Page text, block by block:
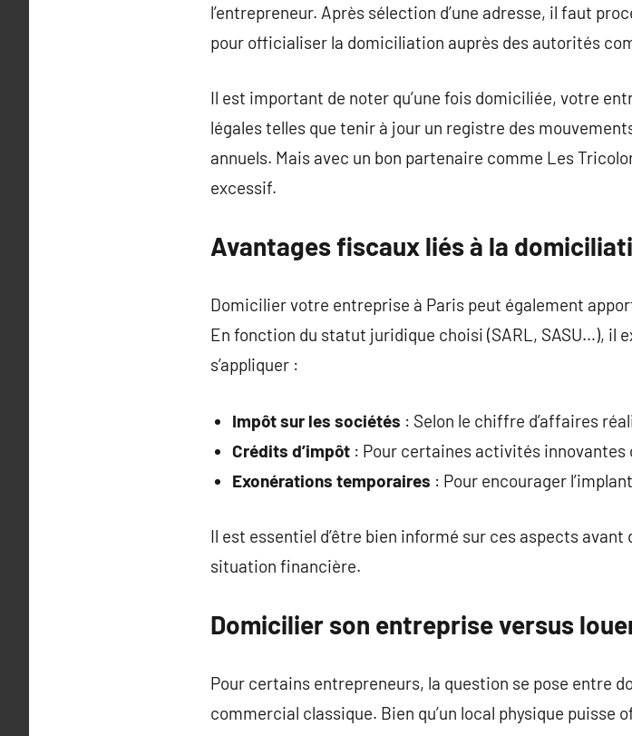
l’entrepreneur. Après sélection d’une adresse, il faut
pour officialiser la domiciliation auprès des autorités
Il est important de noter qu’une fois domiciliée, votre
légales telles que tenir à jour un registre des
annuels. Mais avec un bon partenaire comme Les
excessif.
Avantages fiscaux liés à la
Domicilier votre entreprise à Paris peut également
En fonction du statut juridique choisi (SARL, SASU…), il
s’appliquer :
Impôt sur les sociétés : Selon le chiffre d’affaires
Crédits d’impôt: Pour certaines activités innovantes
Exonérations temporaires : Pour encourager
Il est essentiel d’être bien informé sur ces aspects
situation financière.
Domicilier son entreprise versus
Pour certains entrepreneurs, la question se pose entre
commercial classique. Bien qu’un local physique